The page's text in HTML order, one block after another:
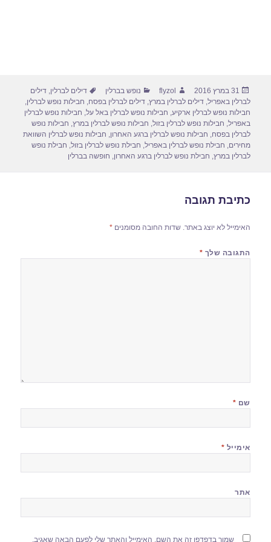
פורסם
בתאריך
31 במרץ 2016 מחבר
flyzol קטגוריות
נופש בברלין תגיות
דילים לברלין,דילים
לברלין באפריל,דילים לברלין במרץ,דילים לברלין בפסח, חבילות נופש לברלין,
חבילות נופש לברלין ארקיע, חבילות נופש לברלין באל על, חבילות נופש לברלין
באפריל, חבילות נופש לברלין בזול, חבילות נופש לברלין במרץ, חבילות נופש
לברלין בפסח, חבילות נופש לברלין ברגע האחרון, חבילות נופש לברלין השוואת
מחירים, חבילת נופש לברלין באפריל, חבילת נופש לברלין בזול, חבילת נופש
לברלין במרץ, חבילת נופש לברלין ברגע האחרון, חופשה בברלין
כתיבת תגובה
האימייל לא יוצג באתר. שדות החובה מסומנים*
התגובה שלך *
שם *
אימייל *
אתר
שמור בדפדפן זה את השם, האימייל והאתר שלי לפעם הבאה שאגיב.